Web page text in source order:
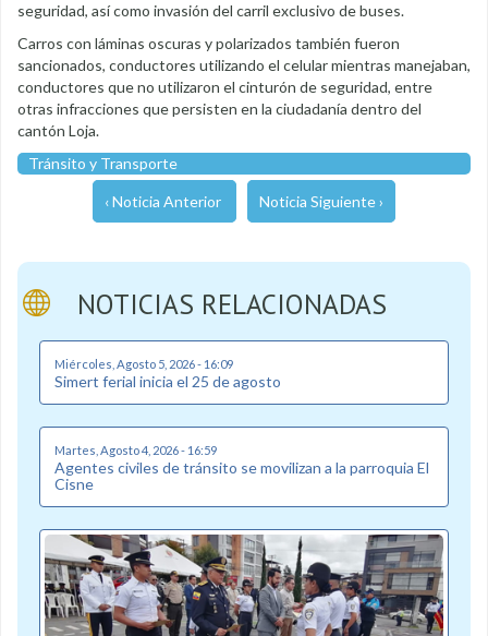
seguridad, así como invasión del carril exclusivo de buses.
Carros con láminas oscuras y polarizados también fueron
sancionados, conductores utilizando el celular mientras manejaban,
conductores que no utilizaron el cinturón de seguridad, entre
otras infracciones que persisten en la ciudadanía dentro del
cantón Loja.
Tránsito y Transporte
‹ Noticia Anterior Noticia Siguiente ›
NOTICIAS RELACIONADAS
Miércoles, Agosto 5, 2026 - 16:09
Simert ferial inicia el 25 de agosto
Martes, Agosto 4, 2026 - 16:59
Agentes civiles de tránsito se movilizan a la parroquia El
Cisne